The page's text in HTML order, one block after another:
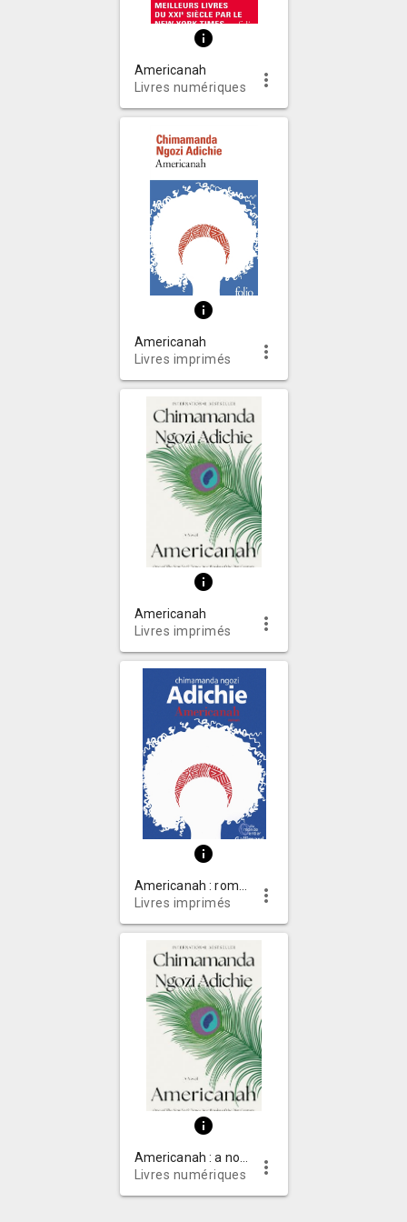
info
Americanah
Livres numériques
more_vert
info
Americanah
Livres imprimés
more_vert
info
Americanah
Livres imprimés
more_vert
info
Livres imprimés
more_vert
info
Livres numériques
more_vert